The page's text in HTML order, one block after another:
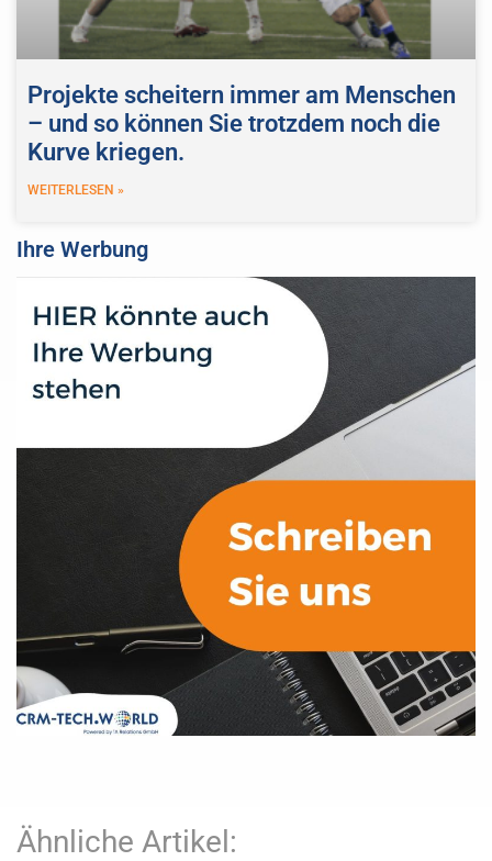
Projekte scheitern immer am Menschen
– und so können Sie trotzdem noch die
Kurve kriegen.
WEITERLESEN »
Ihre Werbung
Ähnliche Artikel: